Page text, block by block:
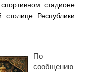
стадионе
Республики
По
сообщению